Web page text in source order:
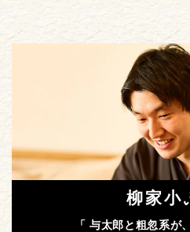
柳家小
「 与太郎と粗忽系が